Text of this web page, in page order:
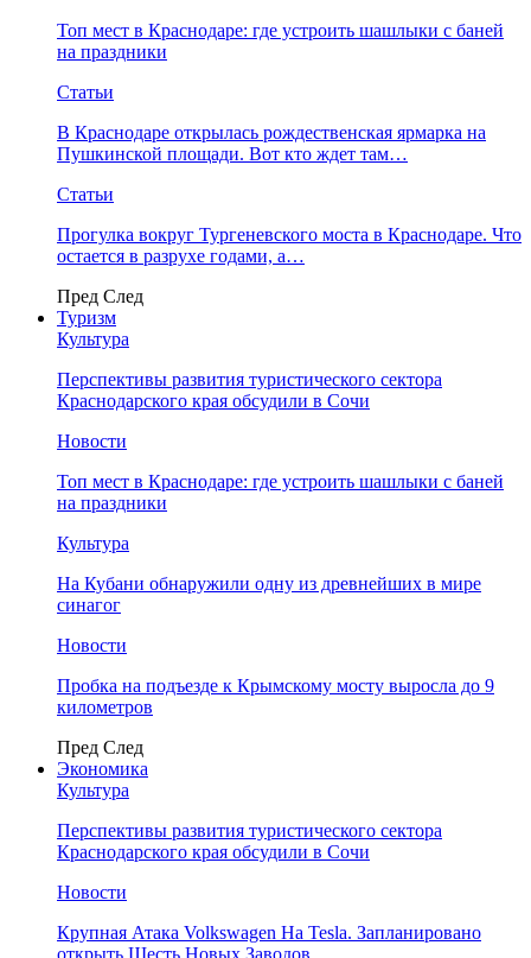
Топ мест в Краснодаре: где устроить шашлыки с баней
на праздники
Статьи
В Краснодаре открылась рождественская ярмарка на
Пушкинской площади. Вот кто ждет там…
Статьи
Прогулка вокруг Тургеневского моста в Краснодаре. Что
остается в разрухе годами, а…
Пред След
Туризм
Культура
Перспективы развития туристического сектора
Краснодарского края обсудили в Сочи
Новости
Топ мест в Краснодаре: где устроить шашлыки с баней
на праздники
Культура
На Кубани обнаружили одну из древнейших в мире
синагог
Новости
Пробка на подъезде к Крымскому мосту выросла до 9
километров
Пред След
Экономика
Культура
Перспективы развития туристического сектора
Краснодарского края обсудили в Сочи
Новости
Крупная Атака Volkswagen На Tesla. Запланировано
открыть Шесть Новых Заводов